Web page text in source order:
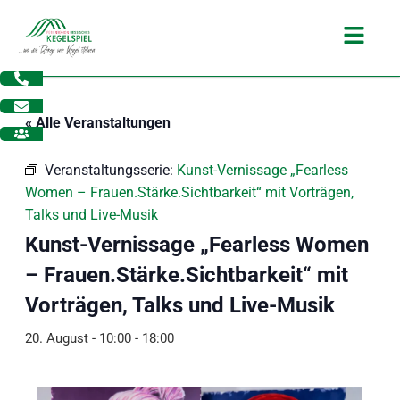
Inhalt
springen
Main
« Alle Veranstaltungen
Veranstaltungsserie: Kunst-Vernissage „Fearless
Women – Frauen.Stärke.Sichtbarkeit“ mit Vorträgen,
Talks und Live-Musik
Kunst-Vernissage „Fearless Women
– Frauen.Stärke.Sichtbarkeit“ mit
Vorträgen, Talks und Live-Musik
20. August - 10:00- 18:00